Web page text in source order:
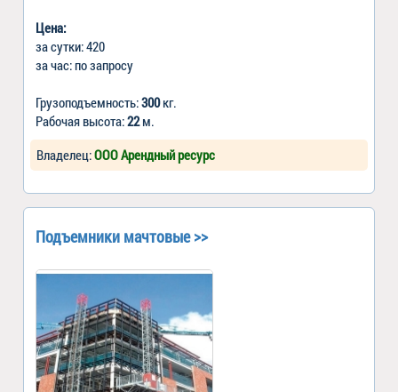
Цена:
за сутки: 420
за час: по запросу
Грузоподъемность:300кг.
Рабочая высота:22м.
Владелец:ООО Арендный ресурс
Подъемники мачтовые >>